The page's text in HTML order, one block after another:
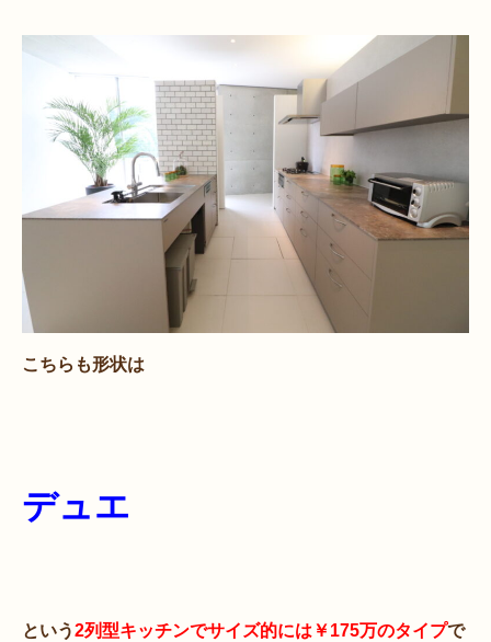
こちらも形状は
デュエ
という2列型キッチンでサイズ的には￥175万のタイプで